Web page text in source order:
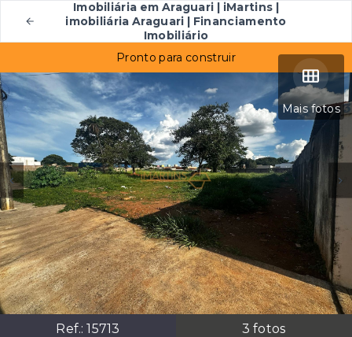
Imobiliária em Araguari | iMartins |
imobiliária Araguari | Financiamento
Imobiliário
Mais fotos
Ref.:15713 3 fotos
Pronto para construir